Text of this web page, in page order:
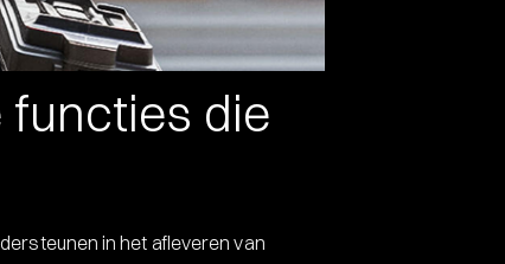
functies die
in het afleveren van